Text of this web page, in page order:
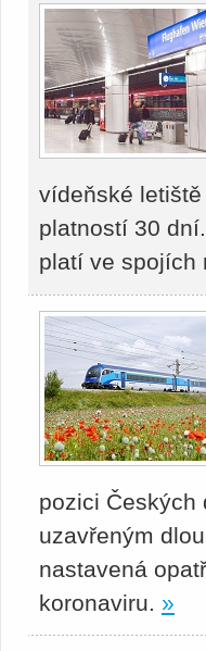
vídeňské
platností 30
platí ve spojích
pozici Českých
uzavřeným
nastavená
koronaviru. »